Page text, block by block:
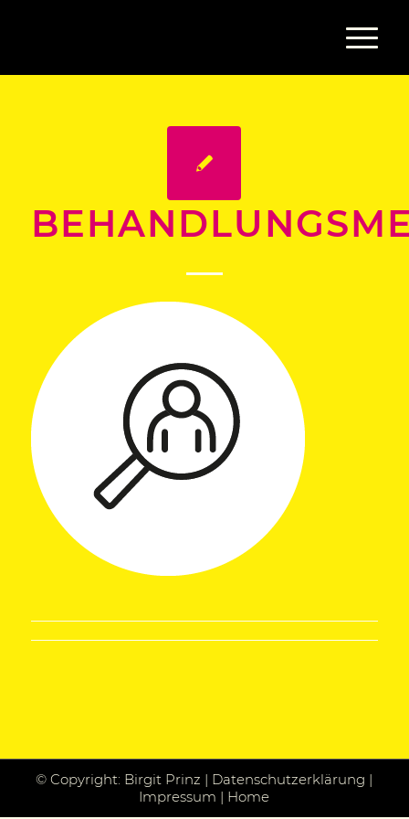
© Copyright: Birgit Prinz | Datenschutzerklärung |
Impressum | Home